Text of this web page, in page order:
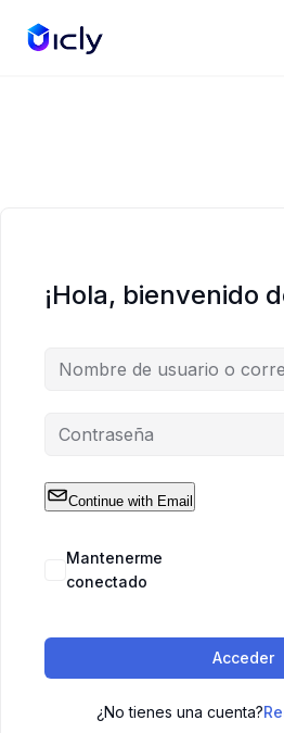
¡Hola, bienvenido
Continue with Email
Mantenerme
conectado
Acceder
¿No tienes una cuenta?